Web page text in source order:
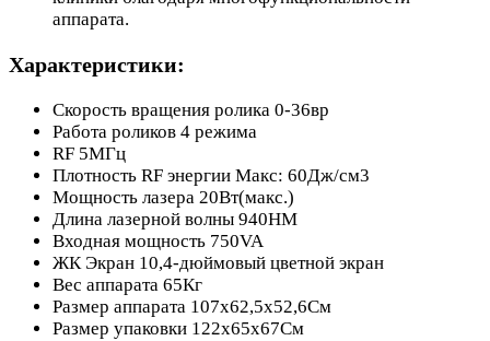
аппарата.
Характеристики:
Скорость вращения ролика 0-36вр
Работа роликов 4 режима
RF 5МГц
Плотность RF энергии Макс: 60Дж/см3
Мощность лазера 20Вт(макс.)
Длина лазерной волны 940НМ
Входная мощность 750VA
ЖК Экран 10,4-дюймовый цветной экран
Вес аппарата 65Кг
Размер аппарата 107х62,5х52,6См
Размер упаковки 122х65х67См